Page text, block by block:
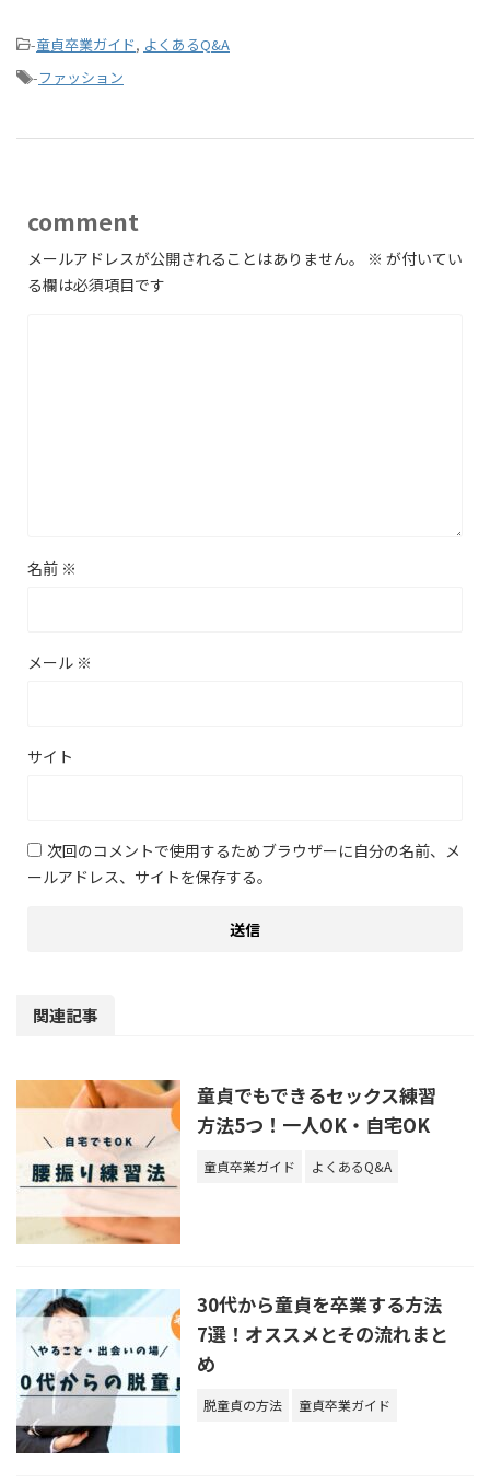
-童貞卒業ガイド, よくあるQ&A
-ファッション
comment
メールアドレスが公開されることはありません。 ※ が付いてい
る欄は必須項目です
名前 ※
メール ※
サイト
次回のコメントで使用するためブラウザーに自分の名前、メ
ールアドレス、サイトを保存する。
関連記事
童貞でもできるセックス練習
方法5つ！一人OK・自宅OK
童貞卒業ガイド よくあるQ&A
30代から童貞を卒業する方法
7選！オススメとその流れまと
め
脱童貞の方法 童貞卒業ガイド